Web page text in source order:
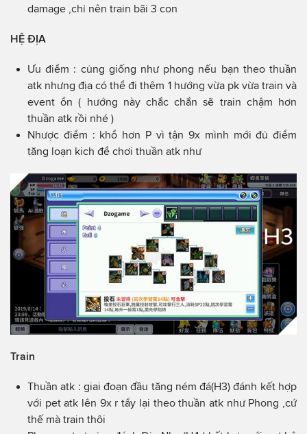
damage ,chỉ nên train bãi 3 con
HỆ ĐỊA
Ưu điểm : củng giống như phong nếu bạn theo thuần
atk nhưng địa có thể đi thêm 1 hướng vừa pk vừa train và
event ổn ( hướng này chắc chắn sẽ train chậm hơn
thuần atk rồi nhé )
Nhược điểm : khổ hơn P vì tận 9x mình mới đủ điểm
tăng loạn kich để chơi thuần atk như
Train
Thuần atk : giai đoạn đầu tăng ném đá(H3) đánh kết hợp
với pet atk lên 9x r tẩy lại theo thuần atk như Phong ,cứ
thế mà train thôi